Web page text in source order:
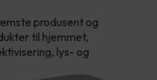
produsent og
til hjemmet,
lys- og